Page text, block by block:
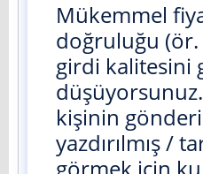
Mükemmel
doğruluğu (ör.
girdi kalitesini
düşüyorsunuz.
kişinin
yazdırılmış /